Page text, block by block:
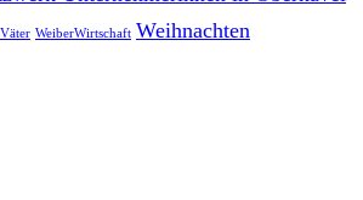
Väter WeiberWirtschaft Weihnachten